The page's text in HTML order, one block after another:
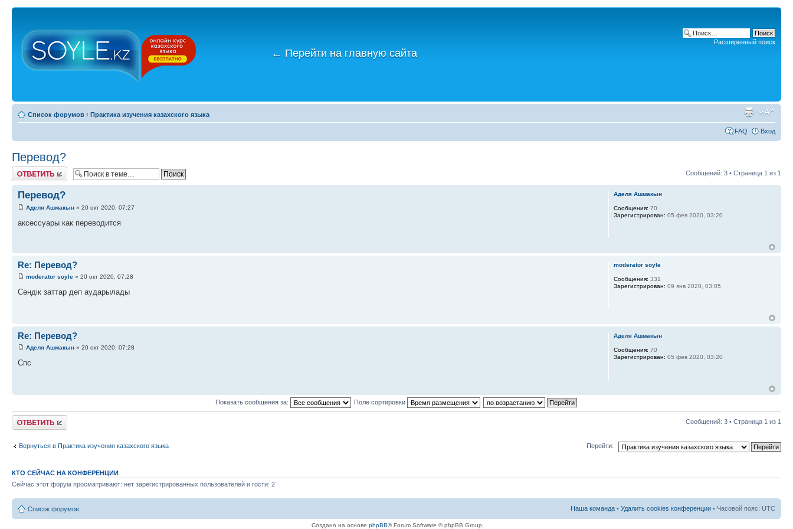
← Перейти на главную сайта
Расширенный поиск
Список форумов ‹ Практика изучения казахского языка
FAQ Вход
Перевод?
Ответить Сообщений: 3 • Страница 1 из 1
Перевод?
Аделя Ашмакын » 20 окт 2020, 07:27
аксессуары как переводится
Аделя Ашмакын
Сообщения: 70
Зарегистрирован: 05 фев 2020, 03:20
Re: Перевод?
moderator soyle » 20 окт 2020, 07:28
Сәндік заттар деп аударылады
moderator soyle
Сообщения: 331
Зарегистрирован: 09 янв 2020, 03:05
Re: Перевод?
Аделя Ашмакын » 20 окт 2020, 07:28
Спс
Аделя Ашмакын
Сообщения: 70
Зарегистрирован: 05 фев 2020, 03:20
Показать сообщения за: Поле сортировки
Ответить Сообщений: 3 • Страница 1 из 1
Вернуться в Практика изучения казахского языка Перейти:
КТО СЕЙЧАС НА КОНФЕРЕНЦИИ
Сейчас этот форум просматривают: нет зарегистрированных пользователей и гости: 2
Список форумов Наша команда • Удалить cookies конференции • Часовой пояс: UTC
Создано на основе phpBB® Forum Software © phpBB Group